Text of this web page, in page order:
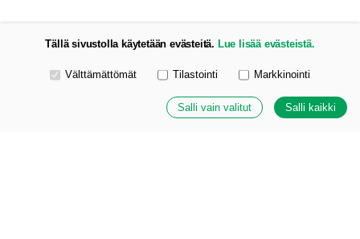
Tällä sivustolla käytetään evästeitä. Lue lisää evästeistä.
Valitse käytettävät evästeet
Välttämättömät Tilastointi Markkinointi
Salli vain valitut Salli kaikki